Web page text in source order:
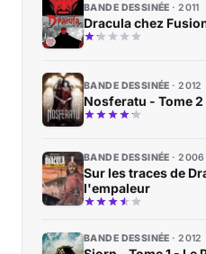
BANDE DESSINÉE 2011
Dracula chez
BANDE DESSINÉE 2012
Nosferatu - Tome 2
BANDE DESSINÉE 2006
Sur les traces de
l'empaleur
BANDE DESSINÉE 2012